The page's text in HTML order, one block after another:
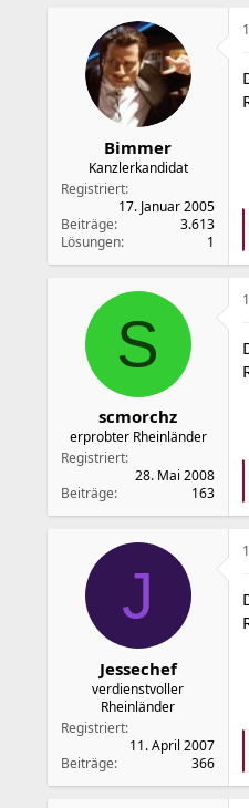
Bimmer
Kanzlerkandidat
Registriert
17. Januar 2005
Beiträge
3.613
Lösungen
1
S
scmorchz
erprobter Rheinländer
Registriert
28. Mai 2008
Beiträge
163
J
Jessechef
verdienstvoller
Rheinländer
Registriert
11. April 2007
Beiträge
366